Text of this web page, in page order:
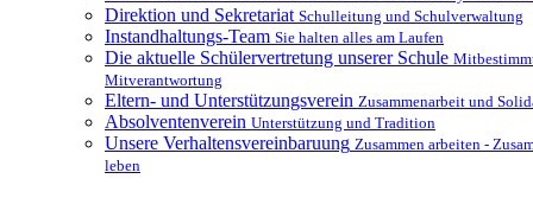
Direktion und Sekretariat Schulleitung und Schulverwaltung
Instandhaltungs-Team Sie halten alles am Laufen
Die aktuelle Schülervertretung unserer Schule
Mitverantwortung
Eltern- und Unterstützungsverein Zusammenarbeit und
Absolventenverein Unterstützung und Tradition
Unsere Verhaltensvereinbaruung Zusammen arbeiten -
leben